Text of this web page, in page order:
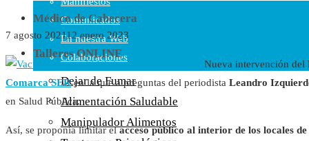
Comunicados
En nuestra Web
Colaboraciones
Cartas al Director
Vídeos
Médico de Cabecera
Talleres ONLINE
Dejar de Fumar
Alimentación Saludable
Manipulador Alimentos
7 agosto 202112 enero 2023
Nueva intervención del
Comarca SER en la que a preguntas del periodista Leandro
en Salud Pública.
Así, se proponía limitar elacceso público al interior de los locales